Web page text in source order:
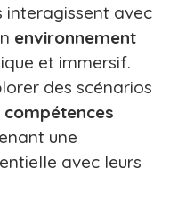
interagissent avec
environnement
et immersif.
des scénarios
compétences
une
avec leurs